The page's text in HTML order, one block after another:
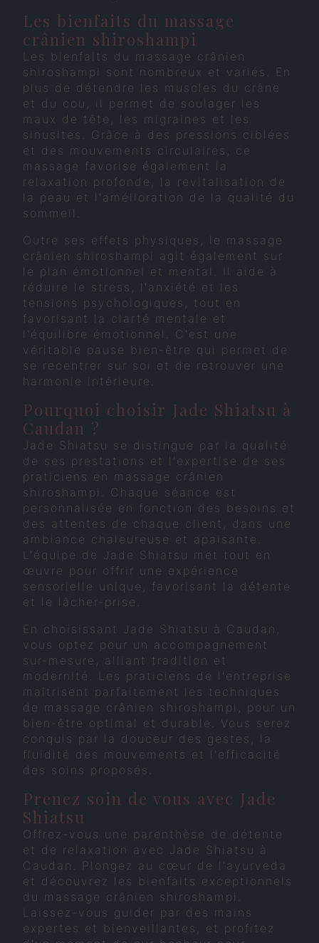
Les bienfaits du massage
crânien shiroshampi
Les bienfaits du massage crânien
shiroshampi sont nombreux et variés. En
plus de détendre les muscles du crâne
et du cou, il permet de soulager les
maux de tête, les migraines et les
sinusites. Grâce à des pressions ciblées
et des mouvements circulaires, ce
massage favorise également la
relaxation profonde, la revitalisation de
la peau et l'amélioration de la qualité du
sommeil.
Outre ses effets physiques, le massage
crânien shiroshampi agit également sur
le plan émotionnel et mental. Il aide à
réduire le stress, l'anxiété et les
tensions psychologiques, tout en
favorisant la clarté mentale et
l'équilibre émotionnel. C'est une
véritable pause bien-être qui permet de
se recentrer sur soi et de retrouver une
harmonie intérieure.
Pourquoi choisir Jade Shiatsu à
Caudan ?
Jade Shiatsu se distingue par la qualité
de ses prestations et l'expertise de ses
praticiens en massage crânien
shiroshampi. Chaque séance est
personnalisée en fonction des besoins et
des attentes de chaque client, dans une
ambiance chaleureuse et apaisante.
L'équipe de Jade Shiatsu met tout en
œuvre pour offrir une expérience
sensorielle unique, favorisant la détente
et le lâcher-prise.
En choisissant Jade Shiatsu à Caudan,
vous optez pour un accompagnement
sur-mesure, alliant tradition et
modernité. Les praticiens de l'entreprise
maîtrisent parfaitement les techniques
de massage crânien shiroshampi, pour un
bien-être optimal et durable. Vous serez
conquis par la douceur des gestes, la
fluidité des mouvements et l'efficacité
des soins proposés.
Prenez soin de vous avec Jade
Shiatsu
Offrez-vous une parenthèse de détente
et de relaxation avec Jade Shiatsu à
Caudan. Plongez au cœur de l'ayurveda
et découvrez les bienfaits exceptionnels
du massage crânien shiroshampi.
Laissez-vous guider par des mains
expertes et bienveillantes, et profitez